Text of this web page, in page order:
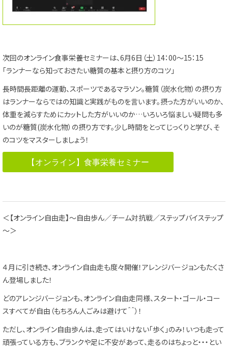
次回のオンライン食事栄養セミナーは、6月6日（土）14：00～15：15
「ランナーなら知っておきたい糖質の基本と摂り方のコツ」
長時間長距離の運動、スポーツであるマラソン。糖質（炭水化物）の摂り方
はランナーならではの知識と実践がものを言います。摂った方がいいのか、
体重を減らすためにカットした方がいいのか…いろいろ悩ましい疑問も多
いのが糖質(炭水化物）の摂り方です。少し時間をとってじっくりと学び、そ
のコツをマスターしましょう！
【オンライン】食事栄養セミナー
＜【オンライン自由走】～自由歩ん／チーム対抗戦／ステップバイステップ
～＞
４月に引き続き、オンライン自由走も度々開催！アレンジバージョンもたくさ
ん登場しました！
どのアレンジバージョンも、オンライン自由走同様、スタート・ゴール・コー
スすべてが自由（もちろん人ごみは避けて＾＾）！
ただし、オンライン自由歩んは、走ってはいけない「歩く」のみ！いつも走って
頑張っている方も、ブランクや足に不安があって、走るのはちょっと・・・とい